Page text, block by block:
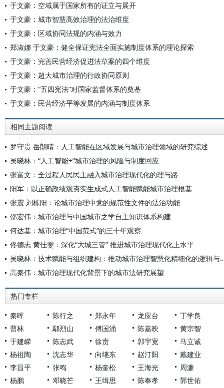
于文豪：空域属于国家所有的证立与展开
于文豪：城市智慧高效治理的法治维度
于文豪：区域协同法规的内涵与效力
郑淑娜 于文豪：健全保证宪法全面实施制度体系的理论探索
于文豪：完善民营经济促进法草案的四个维度
于文豪：超大城市治理的行政协同原则
于文豪：“五四宪法”对国家监督体系的奠基
于文豪：民营经济平等发展的内涵与制度体系
相同主题阅读
罗守贵 岳朗晴：人工智能在区域发展与城市治理领域的研究综述
吴晓林：“人工智能+”城市治理的风险与制度回应
张富文：全过程人民民主融入城市治理现代化的理与路
阳军：以正确政绩观夯实生成式人工智能赋能城市治理根基
张震 刘栋阳：论城市治理中党的规范性文件的法治功能
邵宏伟：城市治理与中国城市之学自主知识体系构建
何达基：城市治理“中国范式”的三十年观察
佟德志 黄佳雯：深化“大城三管” 推进城市治理现代化上水平
吴晓林：技术赋能与组织建构
高秦伟：城市治理现代化背景下的城市法研究展望
热门专栏
秦晖 陈行之 郑永年 龙应台
丁学良
曹林
鄢烈山 傅国涌 陈嘉映
黄宗智
于建嵘
陈志武 徐贲 郭宇宽
马立诚
杨祖陶
沈志华 向继东 赵汀阳
戴建业
李昌平
张鸣 杨奎松 王海光
周濂
杨鹏
邓晓芒 王缉思 陈奉孝 郭世佑